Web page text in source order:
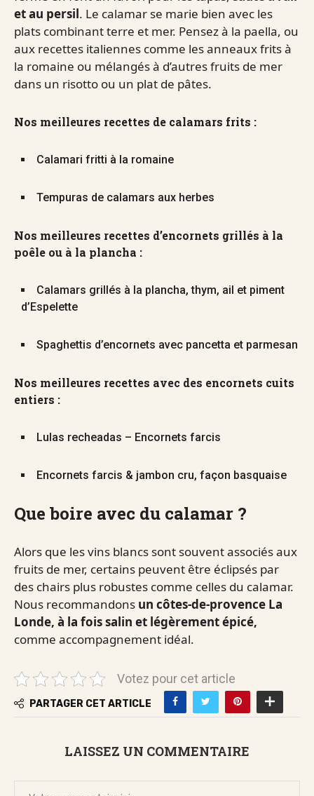
et au persil. Le calamar se marie bien avec les
plats combinant terre et mer. Pensez à la paella, ou
aux recettes italiennes comme les anneaux frits à
la romaine ou mélangés à d’autres fruits de mer
dans un risotto ou un plat de pâtes.
Nos meilleures recettes de calamars frits :
Calamari fritti à la romaine
Tempuras de calamars aux herbes
Nos meilleures recettes d’encornets grillés à la
poêle ou à la plancha :
Calamars grillés à la plancha, thym, ail et piment
d’Espelette
Spaghettis d’encornets avec pancetta et parmesan
Nos meilleures recettes avec des encornets cuits
entiers :
Lulas recheadas – Encornets farcis
Encornets farcis & jambon cru, façon basquaise
Que boire avec du calamar ?
Alors que les vins blancs sont souvent associés aux
fruits de mer, certains peuvent être éclipsés par
des chairs plus robustes comme celles du calamar.
Nous recommandons un côtes-de-provence La
Londe, à la fois salin et légèrement épicé,
comme accompagnement idéal.
Votez pour cet article
PARTAGER CET ARTICLE
LAISSEZ UN COMMENTAIRE